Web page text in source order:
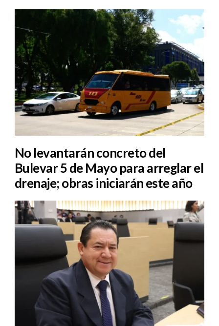
No levantarán concreto del
Bulevar 5 de Mayo para arreglar el
drenaje; obras iniciarán este año